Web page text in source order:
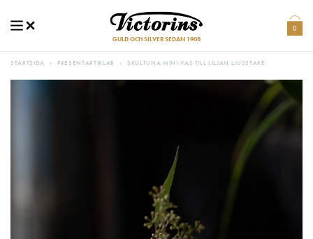
GULD OCH SILVER SEDAN 1908
0
STARTSIDA › PRESENTARTIKLAR › SKULTUNA MINI-VAS TILL LILJAN LJUSSTAKE